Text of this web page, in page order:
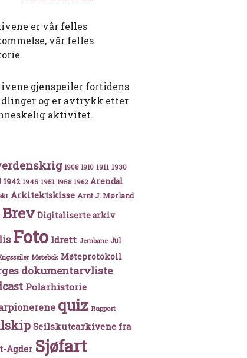
er vår felles
vår felles
gjenspeiler fortidens
og er avtrykk etter
aktivitet.
1908 1910 1911 1930
1942 1945 1951 1958 1962 Arendal
Arkitektskisse Arnt J. Mørland
Brev Digitaliserte arkiv
Foto Idrett Jernbane Jul
Møtebok Møteprotokoll
dokumentarvliste
Polarhistorie
quiz Rapport
Seilskutearkivene fra
Agder Sjøfart